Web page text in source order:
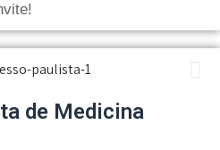
de Medicina